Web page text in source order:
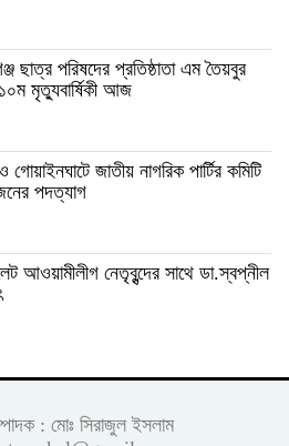
ছাত্র পরিষদের প্রতিষ্ঠাতা এম তৈয়বুর
মৃত্যুবার্ষিকী আজ
গোয়াইনঘাটে জাতীয় নাগরিক পার্টির কমিটি
পদত্যাগ
আওয়ামীলীগ নেতৃবৃন্দের সাথে ডা.স্বপ্নীল
: মোঃ সিরাজুল ইসলাম